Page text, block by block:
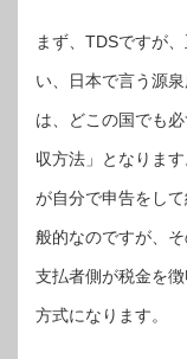
まず、TDSですが
い、日本で言う源
は、どこの国でも
収方法」となりま
が自分で申告をし
般的なのですが、
支払者側が税金を
方式になります。